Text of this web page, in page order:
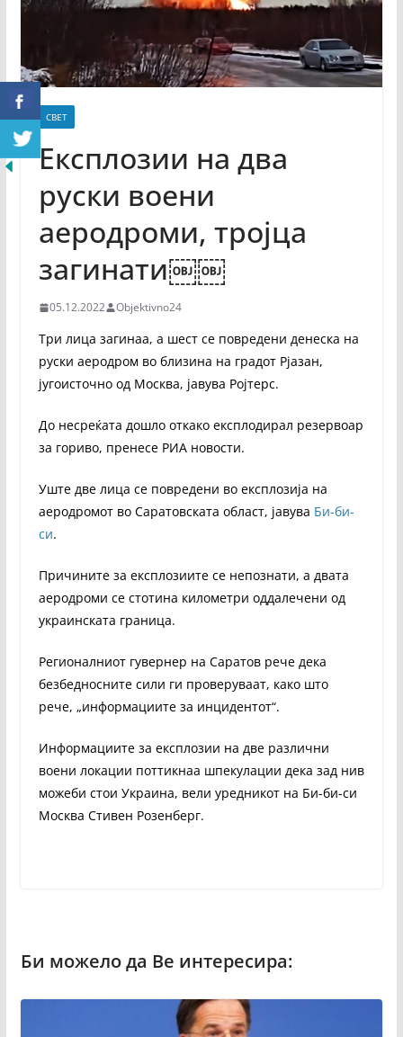
СВЕТ
Експлозии на два
руски воени
аеродроми, тројца
загинати￼￼
05.12.2022 Objektivno24
Три лица загинаа, а шест се повредени денеска на
руски аеродром во близина на градот Рјазан,
југоисточно од Москва, јавува Ројтерс.
До несреќата дошло откако експлодирал резервоар
за гориво, пренесе РИА новости.
Уште две лица се повредени во експлозија на
аеродромот во Саратовската област, јавува Би-би-
си.
Причините за експлозиите се непознати, а двата
аеродроми се стотина километри оддалечени од
украинската граница.
Регионалниот гувернер на Саратов рече дека
безбедносните сили ги проверуваат, како што
рече, „информациите за инцидентот“.
Информациите за експлозии на две различни
воени локации поттикнаа шпекулации дека зад нив
можеби стои Украина, вели уредникот на Би-би-си
Москва Стивен Розенберг.